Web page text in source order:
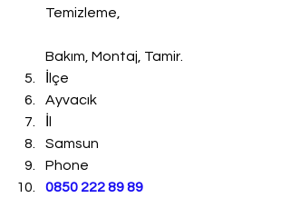
Temizleme,
Bakım, Montaj, Tamir.
İlçe
Ayvacık
Samsun
Phone
0850 222 89 89